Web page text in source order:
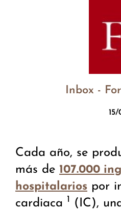
Inbox -
Cada año, se
más de 107.000
hospitalarios por
cardiaca 1
(IC),